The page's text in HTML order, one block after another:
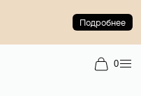
Подробнее
0